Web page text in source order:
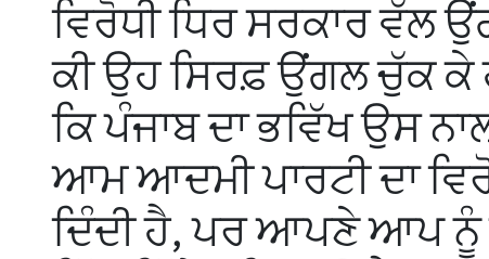
ਵਿਰੋਧੀ ਧਿਰ ਸਰਕਾਰ ਵੱਲ
ਕੀ ਉਹ ਸਿਰਫ਼ ਉਂਗਲ ਚੁੱਕ ਕੇ
ਕਿ ਪੰਜਾਬ ਦਾ ਭਵਿੱਖ ਉਸ
ਆਮ ਆਦਮੀ ਪਾਰਟੀ ਦਾ
ਦਿੰਦੀ ਹੈ, ਪਰ ਆਪਣੇ ਆਪ